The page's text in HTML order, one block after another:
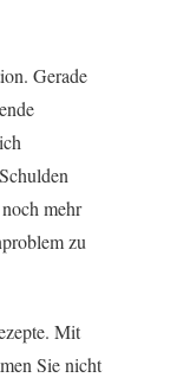
Gerade
mehr
zu
Mit
Sie nicht